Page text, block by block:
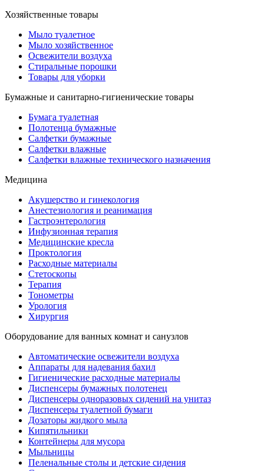
Хозяйственные товары
Мыло туалетное
Мыло хозяйственное
Освежители воздуха
Стиральные порошки
Товары для уборки
Бумажные и санитарно-гигиенические товары
Бумага туалетная
Полотенца бумажные
Салфетки бумажные
Салфетки влажные
Салфетки влажные технического назначения
Медицина
Акушерство и гинекология
Анестезиология и реанимация
Гастроэнтерология
Инфузионная терапия
Медицинские кресла
Проктология
Расходные материалы
Стетоскопы
Терапия
Тонометры
Урология
Хирургия
Оборудование для ванных комнат и санузлов
Автоматические освежители воздуха
Аппараты для надевания бахил
Гигиенические расходные материалы
Диспенсеры бумажных полотенец
Диспенсеры одноразовых сидений на унитаз
Диспенсеры туалетной бумаги
Дозаторы жидкого мыла
Кипятильники
Контейнеры для мусора
Мыльницы
Пеленальные столы и детские сидения